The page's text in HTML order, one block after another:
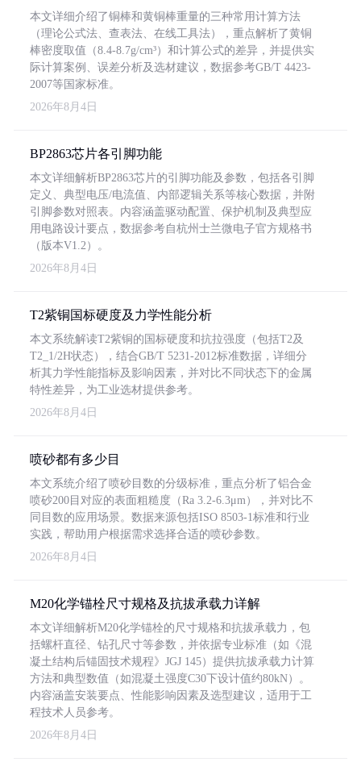
本文详细介绍了铜棒和黄铜棒重量的三种常用计算方法
（理论公式法、查表法、在线工具法），重点解析了黄铜
棒密度取值（8.4-8.7g/cm³）和计算公式的差异，并提供实
际计算案例、误差分析及选材建议，数据参考GB/T 4423-
2007等国家标准。
2026年8月4日
BP2863芯片各引脚功能
本文详细解析BP2863芯片的引脚功能及参数，包括各引脚
定义、典型电压/电流值、内部逻辑关系等核心数据，并附
引脚参数对照表。内容涵盖驱动配置、保护机制及典型应
用电路设计要点，数据参考自杭州士兰微电子官方规格书
（版本V1.2）。
2026年8月4日
T2紫铜国标硬度及力学性能分析
本文系统解读T2紫铜的国标硬度和抗拉强度（包括T2及
T2_1/2H状态），结合GB/T 5231-2012标准数据，详细分
析其力学性能指标及影响因素，并对比不同状态下的金属
特性差异，为工业选材提供参考。
2026年8月4日
喷砂都有多少目
本文系统介绍了喷砂目数的分级标准，重点分析了铝合金
喷砂200目对应的表面粗糙度（Ra 3.2-6.3μm），并对比不
同目数的应用场景。数据来源包括ISO 8503-1标准和行业
实践，帮助用户根据需求选择合适的喷砂参数。
2026年8月4日
M20化学锚栓尺寸规格及抗拔承载力详解
本文详细解析M20化学锚栓的尺寸规格和抗拔承载力，包
括螺杆直径、钻孔尺寸等参数，并依据专业标准（如《混
凝土结构后锚固技术规程》JGJ 145）提供抗拔承载力计算
方法和典型数值（如混凝土强度C30下设计值约80kN）。
内容涵盖安装要点、性能影响因素及选型建议，适用于工
程技术人员参考。
2026年8月4日